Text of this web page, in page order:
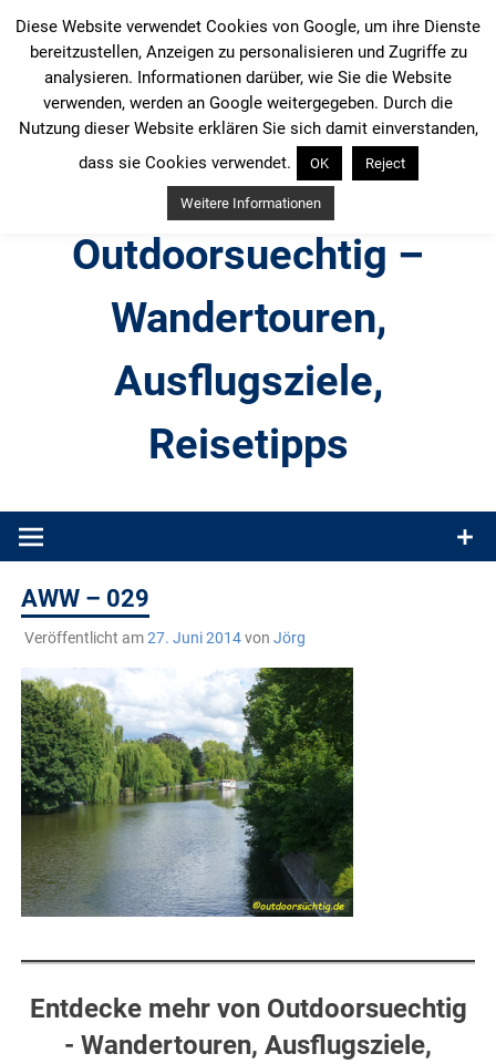
Inhalt
springen
Outdoorsuechtig –
Wandertouren,
Ausflugsziele,
Reisetipps
Produkttests und Buchrezensionen. Ein Blog für alle, die gern
AWW – 029
Veröffentlicht am27. Juni 2014von Jörg
Entdecke mehr von Outdoorsuechtig
- Wandertouren, Ausflugsziele,
Diese Website verwendet Cookies von Google, um ihre Dienste
bereitzustellen, Anzeigen zu personalisieren und Zugriffe zu
analysieren. Informationen darüber, wie Sie die Website
verwenden, werden an Google weitergegeben. Durch die
Nutzung dieser Website erklären Sie sich damit einverstanden,
dass sie Cookies verwendet.
OK Reject
Weitere Informationen